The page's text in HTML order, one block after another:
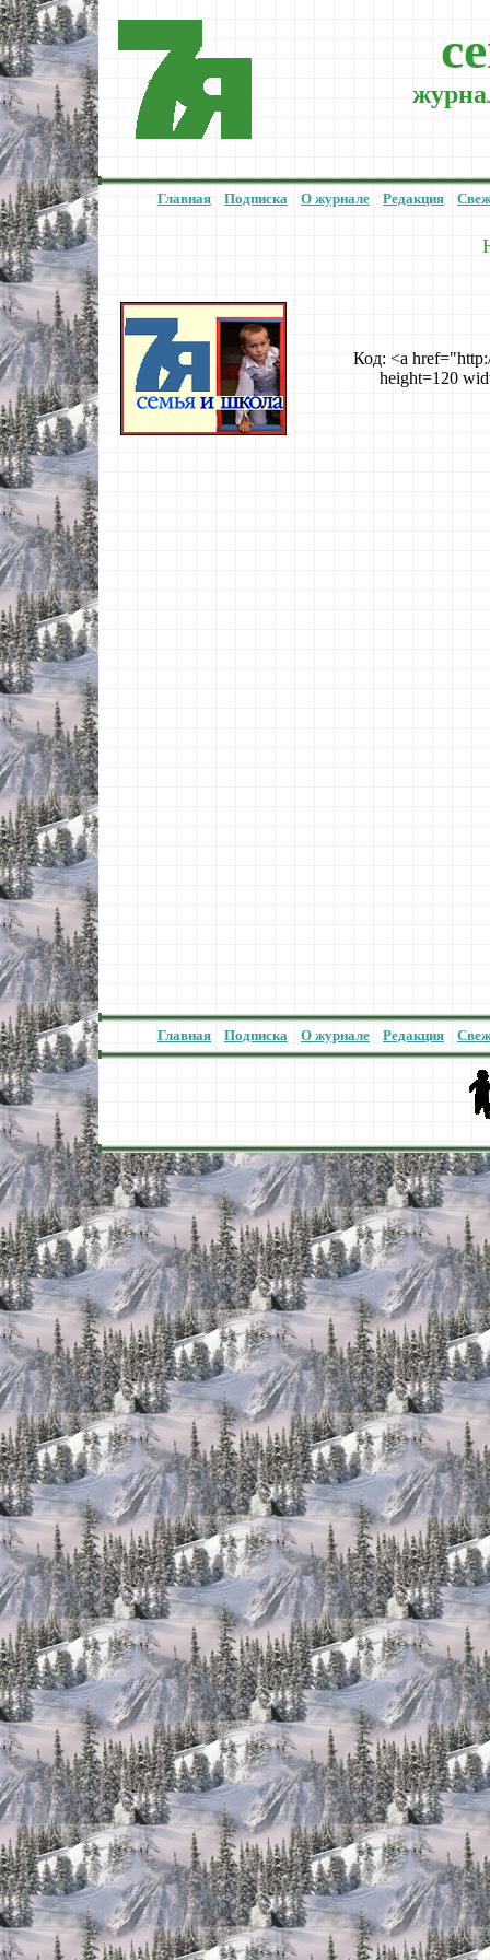
Главная Подписка О журнале Редакция
Код: <a
height=120
Главная Подписка О журнале Редакция